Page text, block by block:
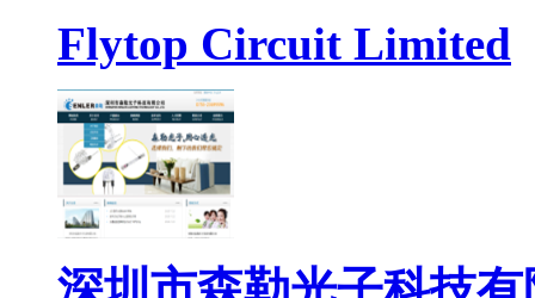
Flytop Circuit Limited